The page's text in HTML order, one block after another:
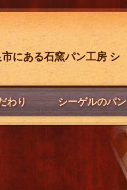
にある石窯パン工房 シ
わり シーゲルのパン